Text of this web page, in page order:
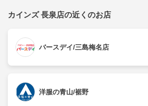
カインズ 長泉店の近くのお店
バースデイ/三島梅名店
洋服の青山/裾野